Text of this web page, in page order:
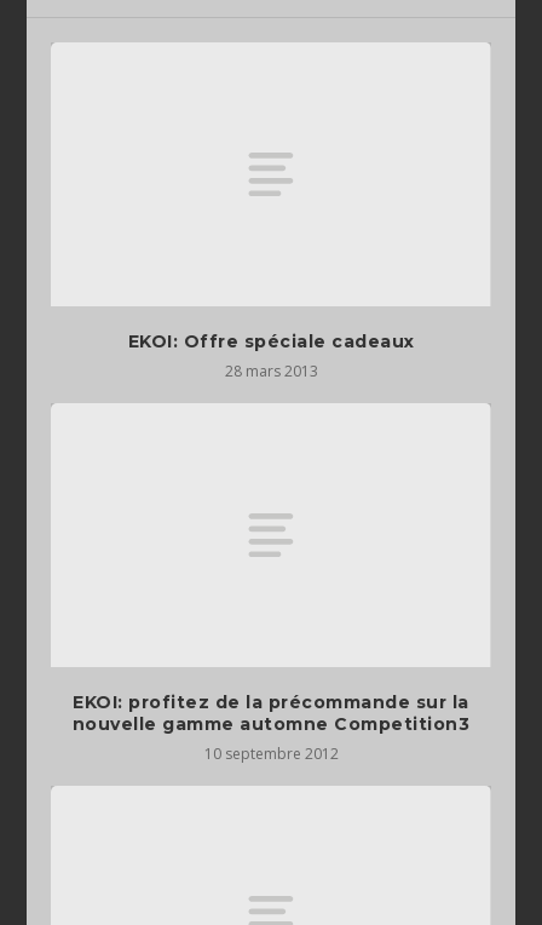
EKOI: Offre spéciale cadeaux
28 mars 2013
EKOI: profitez de la précommande sur la
nouvelle gamme automne Competition3
10 septembre 2012